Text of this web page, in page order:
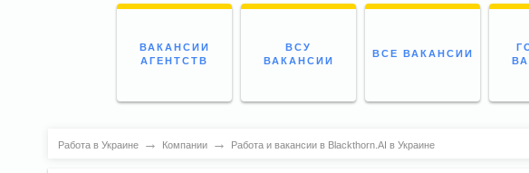
ВАКАНСИИ
АГЕНТСТВ
ВСУ
ВАКАНСИИ
ВСЕ ВАКАНСИИ
Работа в Украине → Компании → Работа и вакансии в Blackthorn.AI в Украине